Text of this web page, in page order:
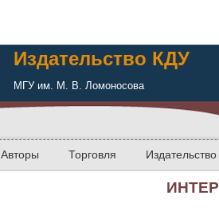
Издательство КДУ
МГУ им. М. В. Ломоносова
Авторы Торговля Издательство